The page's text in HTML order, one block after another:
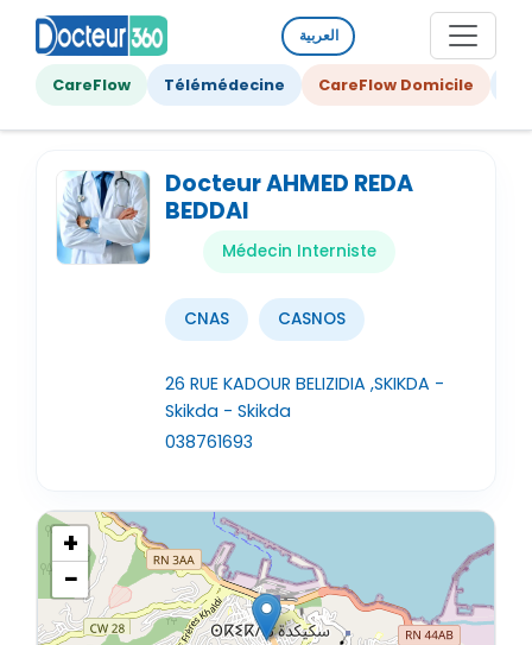
العربية
CareFlow Télémédecine CareFlow Domicile
Docteur AHMED REDA
BEDDAI
Médecin Interniste
CNAS CASNOS
26 RUE KADOUR BELIZIDIA ,SKIKDA -
Skikda - Skikda
038761693
+
−